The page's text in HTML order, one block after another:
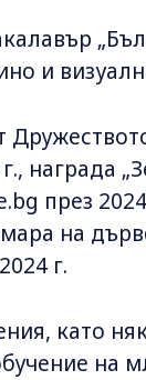
и
награда
през
на
г.
като
на